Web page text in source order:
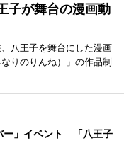
子が舞台の漫画動
八王子を舞台にした漫画
りのりんね）」の作品制
ー」イベント 「八王子